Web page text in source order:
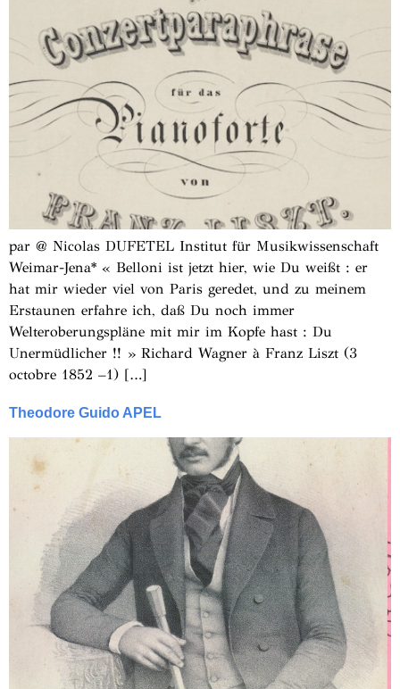
par @ Nicolas DUFETEL Institut für Musikwissenschaft
Weimar-Jena* « Belloni ist jetzt hier, wie Du weißt : er
hat mir wieder viel von Paris geredet, und zu meinem
Erstaunen erfahre ich, daß Du noch immer
Welteroberungspläne mit mir im Kopfe hast : Du
Unermüdlicher !! » Richard Wagner à Franz Liszt (3
octobre 1852 –1) […]
Theodore Guido APEL